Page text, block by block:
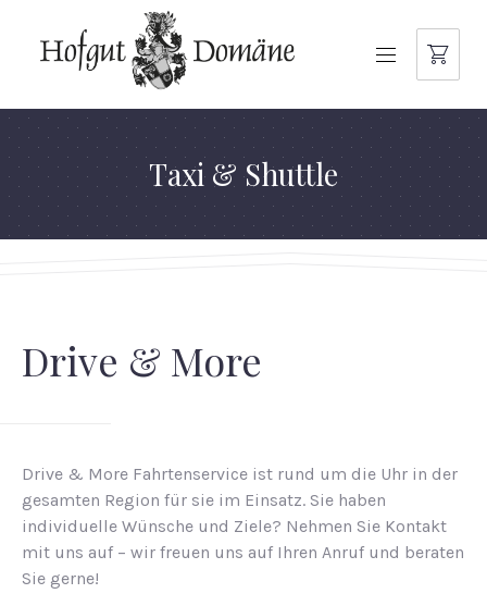
NAVIGATION
Taxi & Shuttle
Drive & More
Drive & More Fahrtenservice ist rund um die Uhr in der
gesamten Region für sie im Einsatz. Sie haben
individuelle Wünsche und Ziele? Nehmen Sie Kontakt
mit uns auf – wir freuen uns auf Ihren Anruf und beraten
Sie gerne!